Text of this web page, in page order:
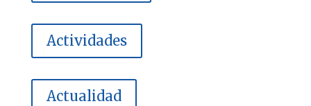
Actividades
Actualidad